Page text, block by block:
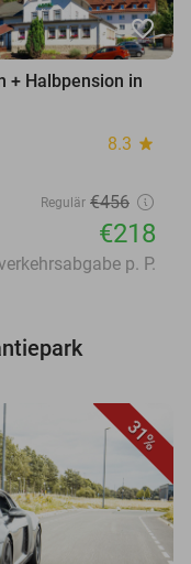
favorite_border
+ Halbpension in
8.3 star
Regulär €456
€218
p. P.
31%